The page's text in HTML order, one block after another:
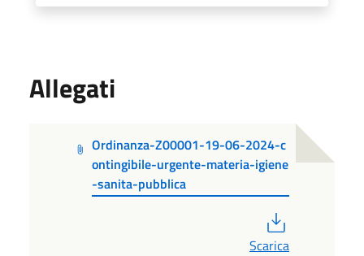
Allegati
Ordinanza-Z00001-19-06-2024-c
ontingibile-urgente-materia-igiene
-sanita-pubblica
Scarica